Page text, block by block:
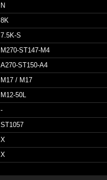
N
8K
7.5K-S
M270-ST147-M4
A270-ST150-A4
M17 / M17
M12-50L
-
ST1057
X
X